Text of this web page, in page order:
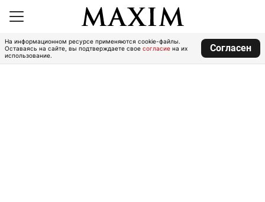
На информационном ресурсе применяются cookie-файлы.
Оставаясь на сайте, вы подтверждаете свое согласие на их
использование.
Согласен